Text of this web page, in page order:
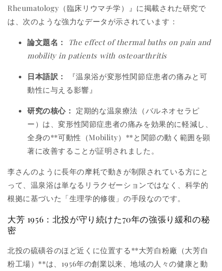
Rheumatology（臨床リウマチ学）』に掲載された研究で
は、次のような強力なデータが示されています：
論文題名：
The effect of thermal baths on pain and
mobility in patients with osteoarthritis
日本語訳：
『温泉浴が変形性関節症患者の痛みと可
動性に与える影響』
研究の核心： 定期的な温泉療法（バルネオセラピ
ー）は、変形性関節症患者の痛みを効果的に軽減し、
全身の**可動性（Mobility）**と関節の動く範囲を顕
著に改善することが証明されました。
李さんのように長年の摩耗で動きが制限されている方にと
って、温泉浴は単なるリラクゼーションではなく、科学的
根拠に基づいた「生理学的修復」の手段なのです。
大芳 1956：北投が守り続けた70年の強張り緩和の秘
密
北投の硫磺谷のほど近くに位置する**大芳白粉廠（大芳白
粉工場）**は、1956年の創業以来、地域の人々の健康と動